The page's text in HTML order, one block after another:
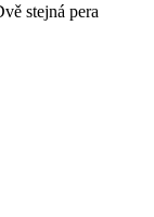
stejná pera